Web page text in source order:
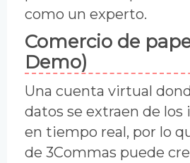
como un experto.
Comercio de
Demo)
Una cuenta virtual
datos se extraen de
en tiempo real, por lo
de 3Commas puede